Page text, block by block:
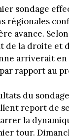
sondage
régionales
avance.
de la droite et
arriverait en
rapport au
du
report de
la
tour.